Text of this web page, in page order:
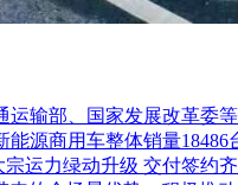
输部、国家发展改革委
商用车整体销量18486
运力绿动升级 交付签约